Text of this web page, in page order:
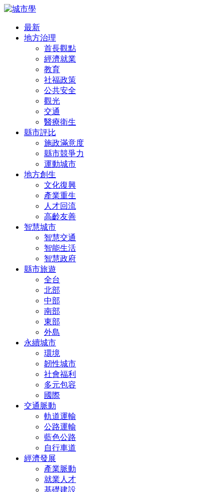
最新
地方治理
首長觀點
經濟就業
教育
社福政策
公共安全
觀光
交通
醫療衛生
縣市評比
施政滿意度
縣市競爭力
運動城市
地方創生
文化復興
產業重生
人才回流
高齡友善
智慧城市
智慧交通
智能生活
智慧政府
縣市旅遊
全台
北部
中部
南部
東部
外島
永續城市
環境
韌性城市
社會福利
多元包容
國際
交通脈動
軌道運輸
公路運輸
藍色公路
自行車道
經濟發展
產業脈動
就業人才
基礎建設